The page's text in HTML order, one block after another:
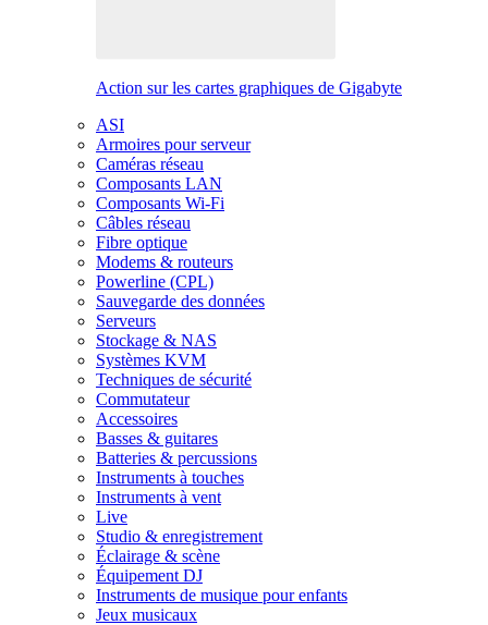
Action sur les cartes graphiques de Gigabyte
ASI
Armoires pour serveur
Caméras réseau
Composants LAN
Composants Wi-Fi
Câbles réseau
Fibre optique
Modems & routeurs
Powerline (CPL)
Sauvegarde des données
Serveurs
Stockage & NAS
Systèmes KVM
Techniques de sécurité
Commutateur
Accessoires
Basses & guitares
Batteries & percussions
Instruments à touches
Instruments à vent
Live
Studio & enregistrement
Éclairage & scène
Équipement DJ
Instruments de musique pour enfants
Jeux musicaux